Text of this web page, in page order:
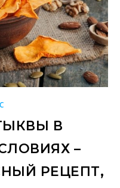
В
–
РЕЦЕПТ,